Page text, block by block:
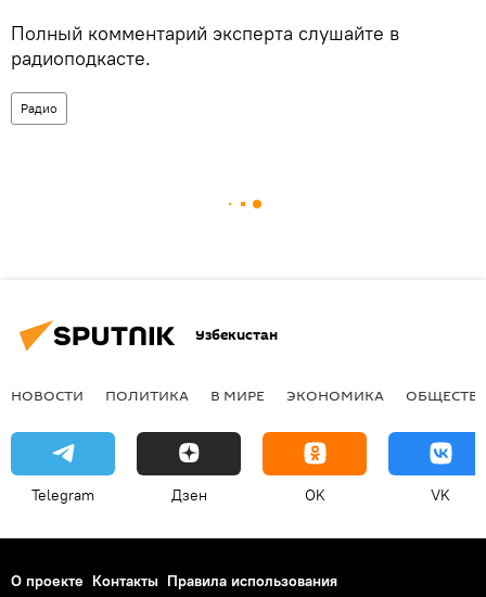
Полный комментарий эксперта слушайте в
радиоподкасте.
Радио
Узбекистан
НОВОСТИ ПОЛИТИКА В МИРЕ ЭКОНОМИКА
Telegram Дзен OK VK
О проекте Контакты Правила использования